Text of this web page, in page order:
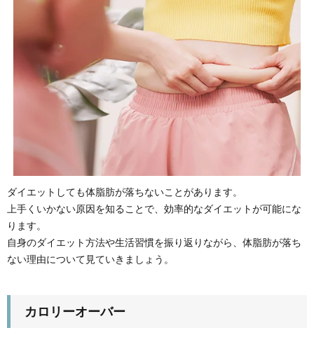
ダイエットしても体脂肪が落ちないことがあります。
上手くいかない原因を知ることで、効率的なダイエットが可能にな
ります。
自身のダイエット方法や生活習慣を振り返りながら、体脂肪が落ち
ない理由について見ていきましょう。
カロリーオーバー